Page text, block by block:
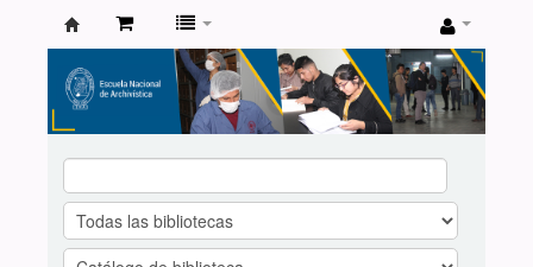
Catálogo
de
Biblioteca
ENA